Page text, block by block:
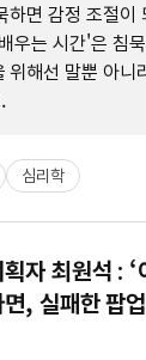
하면 감정 조절이
우는 시간'은 침
위해선 말뿐 아니
심리학
자 최원석 : ‘
면, 실패한 팝